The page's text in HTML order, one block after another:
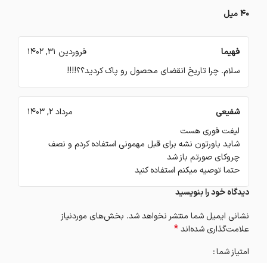
40 میل
فهیما
فروردین 31, 1402
سلام. چرا تاریخ انقضای محصول رو پاک کردید؟؟!!!!
شفیعی
مرداد 2, 1403
لیفت فوری هست
شاید باورتون نشه برای قبل مهمونی استفاده کردم و نصف
چروکای صورتم باز شد
حتما توصیه میکنم استفاده کنید
دیدگاه خود را بنویسید
نشانی ایمیل شما منتشر نخواهد شد. بخش‌های موردنیاز
علامت‌گذاری شده‌اند*
امتیاز شما